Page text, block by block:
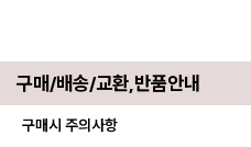
구매/배송/교환,반품안내
구매시 주의사항